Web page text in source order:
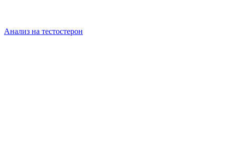
Анализ на тестостерон